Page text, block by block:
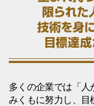
多くの企業では「人
みくもに努力し、目